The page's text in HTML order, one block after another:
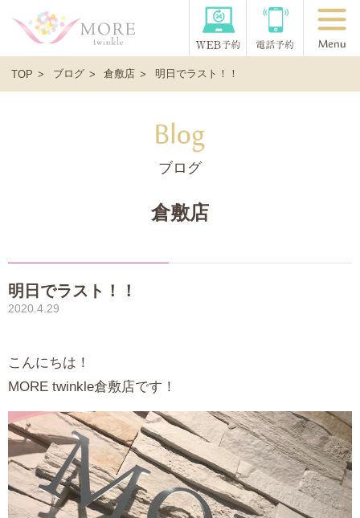
TOP ブログ 倉敷店 明日でラスト！！
ブログ
倉敷店
明日でラスト！！
2020.4.29
こんにちは！
MORE twinkle倉敷店です！